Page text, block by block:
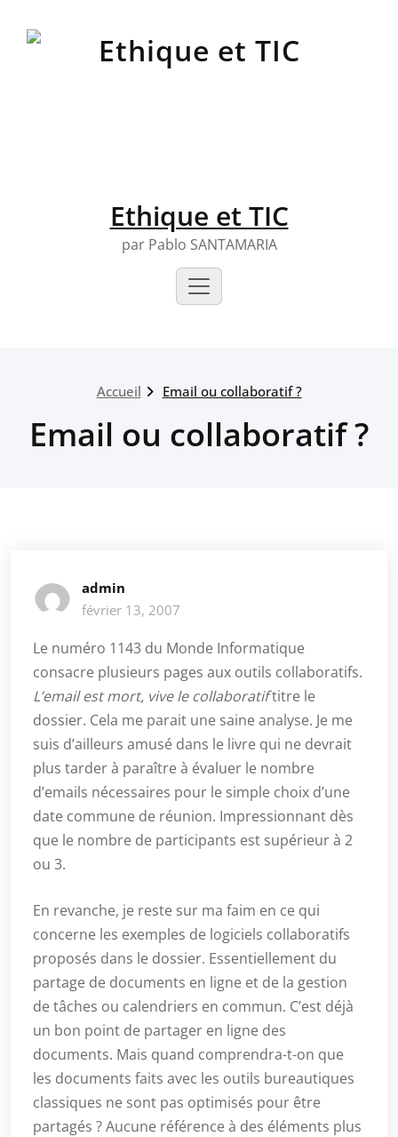
Ethique et TIC
par Pablo SANTAMARIA
Accueil Email ou collaboratif ?
Email ou collaboratif ?
admin
février 13, 2007
Le numéro 1143 du Monde Informatique
consacre plusieurs pages aux outils collaboratifs.
L’email est mort, vive le collaboratiftitre le
dossier. Cela me parait une saine analyse. Je me
suis d’ailleurs amusé dans le livre qui ne devrait
plus tarder à paraître à évaluer le nombre
d’emails nécessaires pour le simple choix d’une
date commune de réunion. Impressionnant dès
que le nombre de participants est supérieur à 2
ou 3.
En revanche, je reste sur ma faim en ce qui
concerne les exemples de logiciels collaboratifs
proposés dans le dossier. Essentiellement du
partage de documents en ligne et de la gestion
de tâches ou calendriers en commun. C’est déjà
un bon point de partager en ligne des
documents. Mais quand comprendra-t-on que
les documents faits avec les outils bureautiques
classiques ne sont pas optimisés pour être
partagés ? Aucune référence à des éléments plus